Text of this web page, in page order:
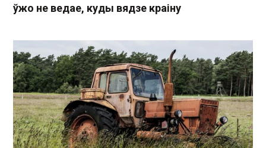
ўжо не ведае, куды вядзе краіну